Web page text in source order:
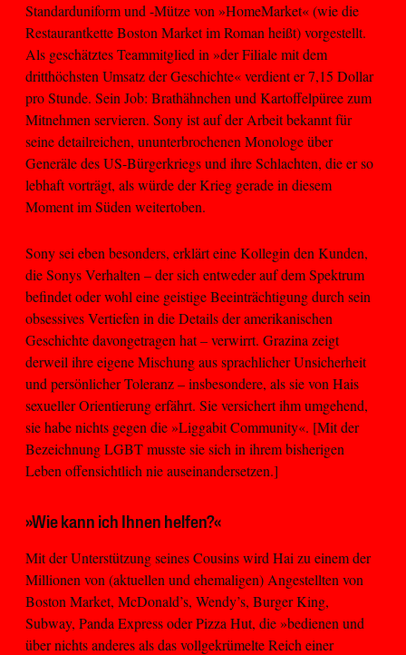
Standarduniform und -Mütze von »HomeMarket« (wie die
Restaurantkette Boston Market im Roman heißt) vorgestellt.
Als geschätztes Teammitglied in »der Filiale mit dem
dritthöchsten Umsatz der Geschichte« verdient er 7,15 Dollar
pro Stunde. Sein Job: Brathähnchen und Kartoffelpüree zum
Mitnehmen servieren. Sony ist auf der Arbeit bekannt für
seine detailreichen, ununterbrochenen Monologe über
Generäle des US-Bürgerkriegs und ihre Schlachten, die er so
lebhaft vorträgt, als würde der Krieg gerade in diesem
Moment im Süden weitertoben.
Sony sei eben besonders, erklärt eine Kollegin den Kunden,
die Sonys Verhalten – der sich entweder auf dem Spektrum
befindet oder wohl eine geistige Beeinträchtigung durch sein
obsessives Vertiefen in die Details der amerikanischen
Geschichte davongetragen hat – verwirrt. Grazina zeigt
derweil ihre eigene Mischung aus sprachlicher Unsicherheit
und persönlicher Toleranz – insbesondere, als sie von Hais
sexueller Orientierung erfährt. Sie versichert ihm umgehend,
sie habe nichts gegen die »Liggabit Community«. [Mit der
Bezeichnung LGBT musste sie sich in ihrem bisherigen
Leben offensichtlich nie auseinandersetzen.]
»Wie kann ich Ihnen helfen?«
Mit der Unterstützung seines Cousins wird Hai zu einem der
Millionen von (aktuellen und ehemaligen) Angestellten von
Boston Market, McDonald’s, Wendy’s, Burger King,
Subway, Panda Express oder Pizza Hut, die »bedienen und
über nichts anderes als das vollgekrümelte Reich einer